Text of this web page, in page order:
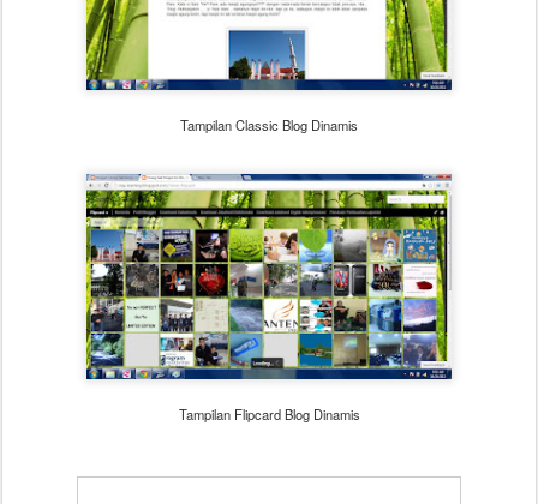
Tampilan Classic Blog Dinamis
Tampilan Flipcard Blog Dinamis